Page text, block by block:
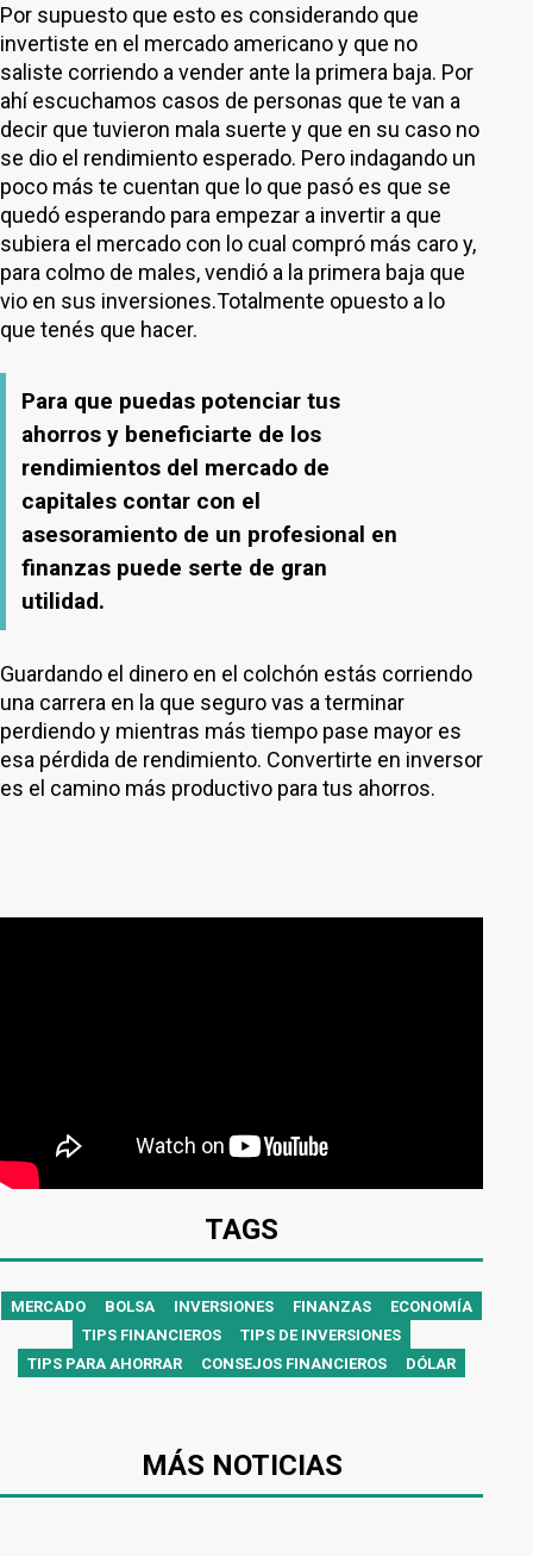
Por supuesto que esto es considerando que
invertiste en el mercado americano y que no
saliste corriendo a vender ante la primera baja. Por
ahí escuchamos casos de personas que te van a
decir que tuvieron mala suerte y que en su caso no
se dio el rendimiento esperado. Pero indagando un
poco más te cuentan que lo que pasó es que se
quedó esperando para empezar a invertir a que
subiera el mercado con lo cual compró más caro y,
para colmo de males, vendió a la primera baja que
vio en sus inversiones.Totalmente opuesto a lo
que tenés que hacer.
Para que puedas potenciar tus
ahorros y beneficiarte de los
rendimientos del mercado de
capitales contar con el
asesoramiento de un profesional en
finanzas puede serte de gran
utilidad.
Guardando el dinero en el colchón estás corriendo
una carrera en la que seguro vas a terminar
perdiendo y mientras más tiempo pase mayor es
esa pérdida de rendimiento. Convertirte en inversor
es el camino más productivo para tus ahorros.
TAGS
MERCADO BOLSA INVERSIONES FINANZAS
ECONOMÍA
TIPS FINANCIEROS
TIPS DE INVERSIONES
TIPS PARA AHORRAR
CONSEJOS FINANCIEROS DÓLAR
MÁS NOTICIAS